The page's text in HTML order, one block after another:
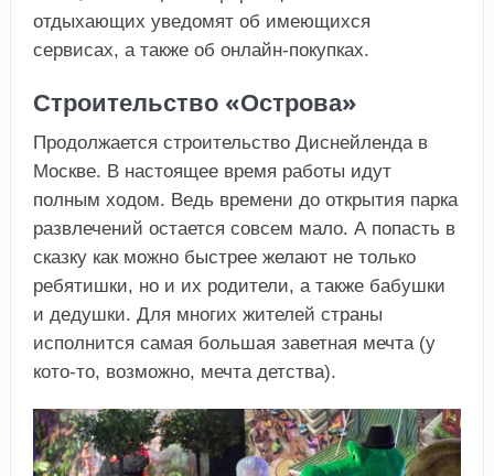
отдыхающих уведомят об имеющихся
сервисах, а также об онлайн-покупках.
Строительство «Острова»
Продолжается строительство Диснейленда в
Москве. В настоящее время работы идут
полным ходом. Ведь времени до открытия парка
развлечений остается совсем мало. А попасть в
сказку как можно быстрее желают не только
ребятишки, но и их родители, а также бабушки
и дедушки. Для многих жителей страны
исполнится самая большая заветная мечта (у
кото-то, возможно, мечта детства).